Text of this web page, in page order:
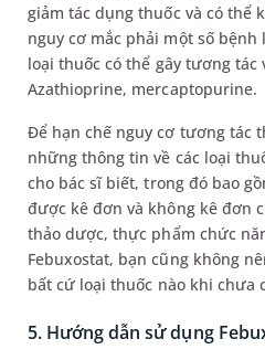
giảm tác dụng thuốc và có thể
nguy cơ mắc phải một số
loại thuốc có thể gây tương tác
Azathioprine, mercaptopurine.
Để hạn chế nguy cơ tương tác
những thông tin về các loại
cho bác sĩ biết, trong đó bao
được kê đơn và không kê đơn
thảo dược, thực phẩm chức
Febuxostat, bạn cũng không
bất cứ loại thuốc nào khi chưa
5. Hướng dẫn sử dụng